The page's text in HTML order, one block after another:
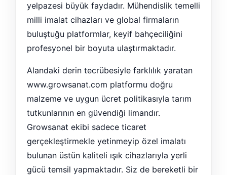
yelpazesi büyük faydadır. Mühendislik temelli
milli imalat cihazları ve global firmaların
buluştuğu platformlar, keyif bahçeciliğini
profesyonel bir boyuta ulaştırmaktadır.
Alandaki derin tecrübesiyle farklılık yaratan
www.growsanat.com platformu doğru
malzeme ve uygun ücret politikasıyla tarım
tutkunlarının en güvendiği limandır.
Growsanat ekibi sadece ticaret
gerçekleştirmekle yetinmeyip özel imalatı
bulunan üstün kaliteli ışık cihazlarıyla yerli
gücü temsil yapmaktadır. Siz de bereketli bir